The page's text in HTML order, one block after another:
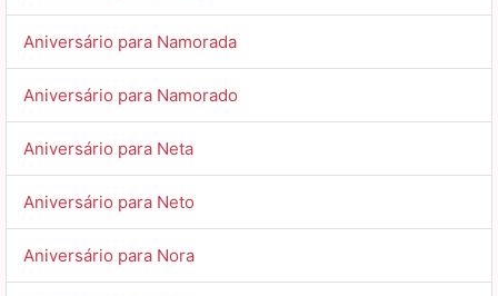
Aniversário para Namorada
Aniversário para Namorado
Aniversário para Neta
Aniversário para Neto
Aniversário para Nora